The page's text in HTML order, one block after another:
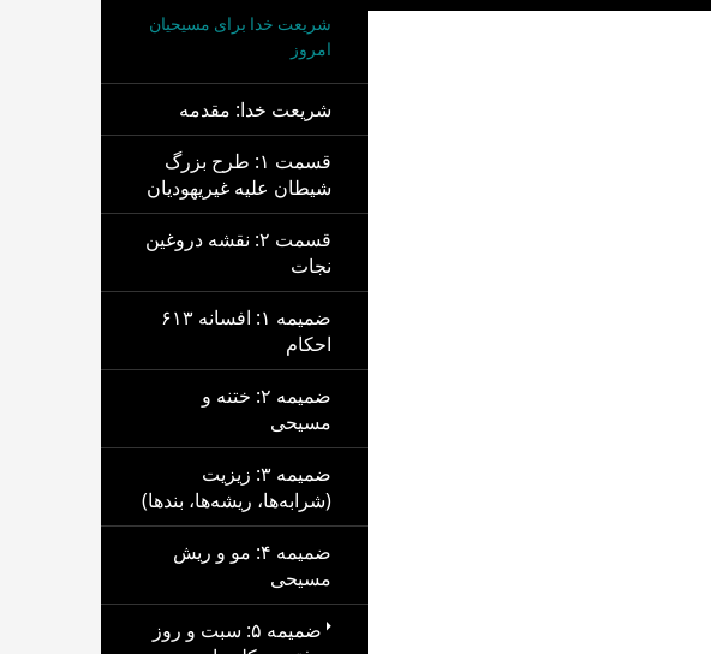
شریعت خدا برای مسیحیان
امروز
شریعت خدا: مقدمه
قسمت ۱: طرح بزرگ
شیطان علیه غیریهودیان
قسمت ۲: نقشه دروغین
نجات
ضمیمه ۱: افسانه ۶۱۳
احکام
ضمیمه ۲: ختنه و
مسیحی
ضمیمه ۳: زیزیت
(شرابه‌ها، ریشه‌ها، بندها)
ضمیمه ۴: مو و ریش
مسیحی
ضمیمه ۵: سبت و روز